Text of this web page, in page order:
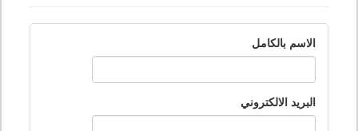
الاسم بالكامل
البريد الالكتروني